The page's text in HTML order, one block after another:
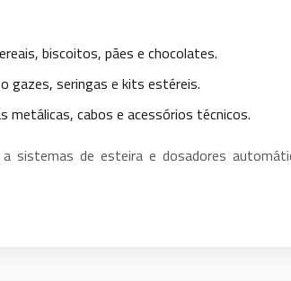
biscoitos, pães e chocolates.
gazes, seringas e kits estéreis.
metálicas, cabos e acessórios técnicos.
sistemas de esteira e dosadores